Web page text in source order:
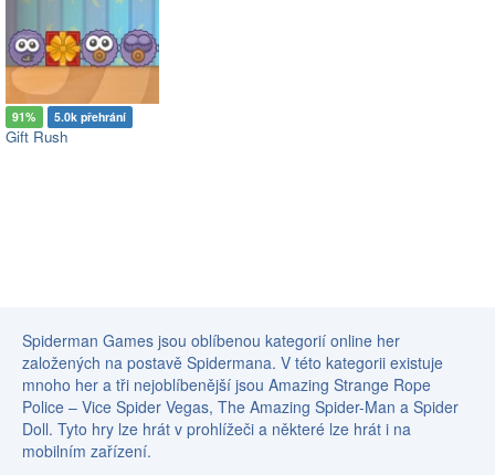
91% 5.0k přehrání
Gift Rush
Spiderman Games jsou oblíbenou kategorií online her
založených na postavě Spidermana. V této kategorii existuje
mnoho her a tři nejoblíbenější jsou Amazing Strange Rope
Police – Vice Spider Vegas, The Amazing Spider-Man a Spider
Doll. Tyto hry lze hrát v prohlížeči a některé lze hrát i na
mobilním zařízení.